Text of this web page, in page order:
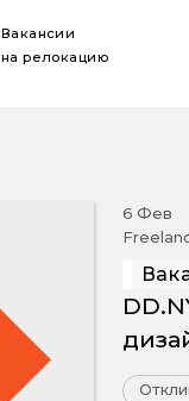
Вакансии
на релокацию
6 Фев